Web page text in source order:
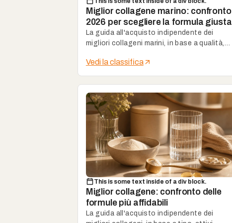
Miglior collagene marino: confronto
2026 per scegliere la formula giusta
La guida all'acquisto indipendente dei
migliori collageni marini, in base a qualità,
Vedi la classifica
This is some text inside of a div block.
Miglior collagene: confronto delle
formule più affidabili
La guida all'acquisto indipendente dei